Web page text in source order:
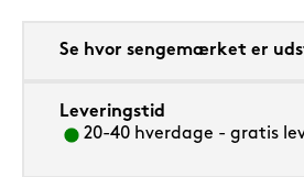
Se hvor sengemærket er
Leveringstid
20-40 hverdage - gratis